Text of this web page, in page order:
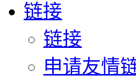
链接
链接
申请友情